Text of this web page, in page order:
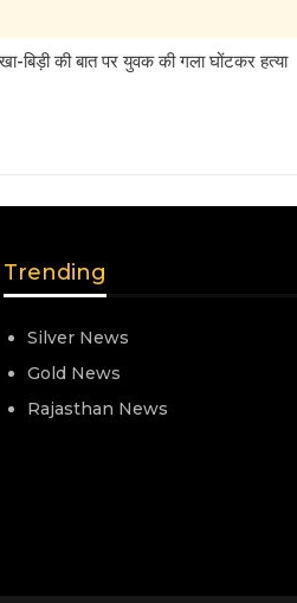
बिड़ी की बात पर युवक की गला घोंटकर हत्या
Trending
Silver News
Gold News
Rajasthan News